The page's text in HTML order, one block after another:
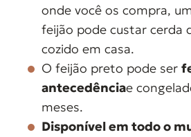
onde você os compra,
feijão pode custar cerda
cozido em casa.
O feijão preto pode ser
antecedênciae
meses.
Disponível em todo o